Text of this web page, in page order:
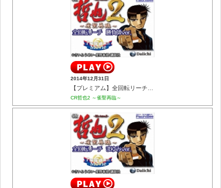
2014年12月31日
【プレミアム】全回転リーチ 勝負師ver.
CR哲也2 ～雀聖再臨～